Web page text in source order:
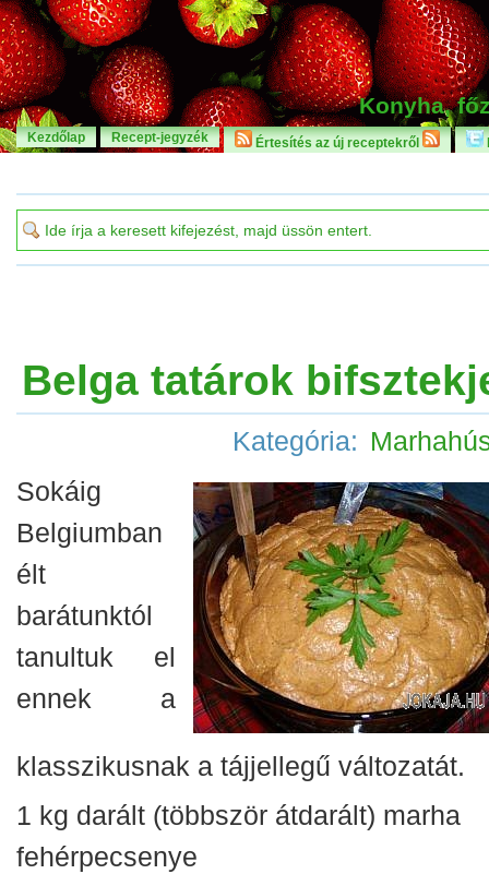
Konyha,
Kezdőlap Recept-jegyzék Értesítés az új receptekről
Belga tatárok
Kategória:
Sokáig
Belgiumban
élt
barátunktól
tanultuk el
ennek a
klasszikusnak a tájjellegű változatát.
1 kg darált (többször átdarált) marha
fehérpecsenye